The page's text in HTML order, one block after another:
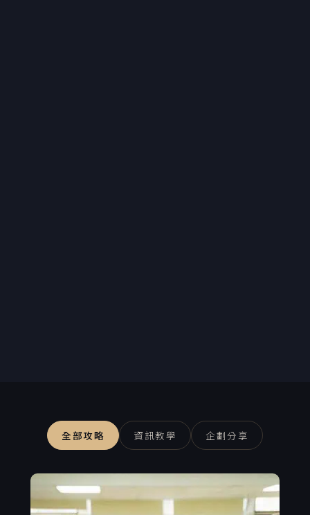
全部攻略 資訊教學 企劃分享